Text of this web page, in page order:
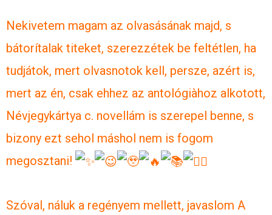
Nekivetem magam az olvasásának majd, s
bátorítalak titeket, szerezzétek be feltétlen, ha
tudjátok, mert olvasnotok kell, persze, azért is,
mert az én, csak ehhez az antológiàhoz alkotott,
Névjegykártya c. novellám is szerepel benne, s
bizony ezt sehol máshol nem is fogom
megosztani!
Szóval, náluk a regényem mellett, javaslom A